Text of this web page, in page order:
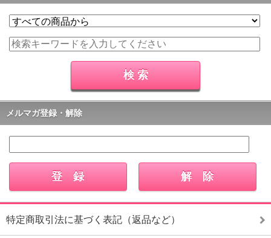
メルマガ登録・解除
特定商取引法に基づく表記（返品など）